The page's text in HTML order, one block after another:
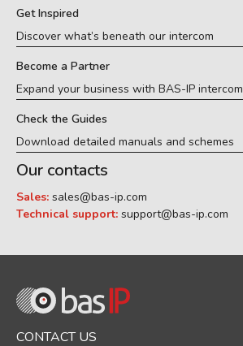
Get Inspired
Discover what’s beneath our intercom
Become a Partner
Expand your business with BAS-IP intercom
Check the Guides
Download detailed manuals and schemes
Our contacts
Sales: sales@bas-ip.com
Technical support: support@bas-ip.com
CONTACT US